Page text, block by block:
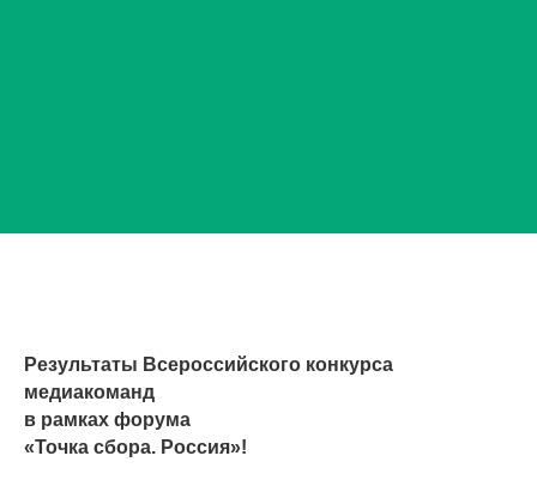
Результаты Всероссийского конкурса
медиакоманд
в рамках форума
«Точка сбора. Россия»!